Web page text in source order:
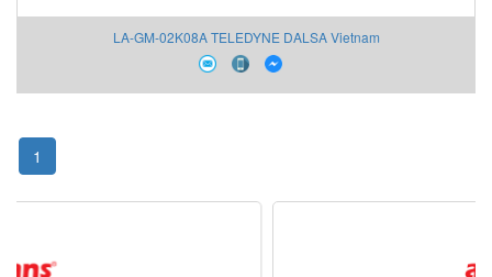
LA-GM-02K08A TELEDYNE DALSA Vietnam
1